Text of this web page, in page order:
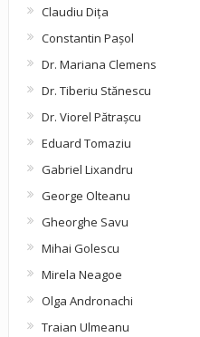
Claudiu Diţa
Constantin Pașol
Dr. Mariana Clemens
Dr. Tiberiu Stănescu
Dr. Viorel Pătraşcu
Eduard Tomaziu
Gabriel Lixandru
George Olteanu
Gheorghe Savu
Mihai Golescu
Mirela Neagoe
Olga Andronachi
Traian Ulmeanu